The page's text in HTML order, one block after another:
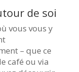
de soi
vous vous y
– que ce
café ou via